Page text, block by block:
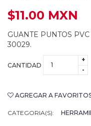
$11.00 MXN
GUANTE PUNTOS
30029.
CANTIDAD
+
-
AGREGAR A
CATEGORIA(S):